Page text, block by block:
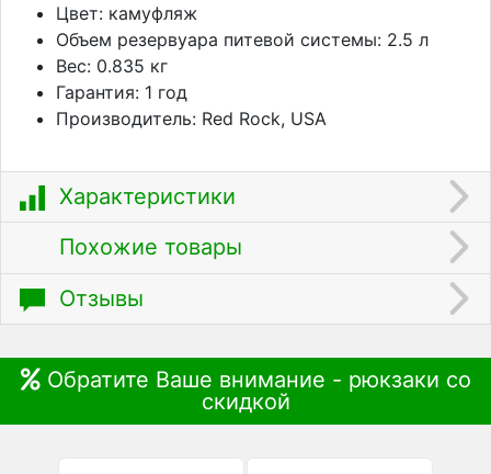
Цвет: камуфляж
Объем резервуара питевой системы: 2.5 л
Вес: 0.835 кг
Гарантия: 1 год
Производитель: Red Rock, USA
Характеристики
Похожие товары
Отзывы
Обратите Ваше внимание - рюкзаки со
скидкой